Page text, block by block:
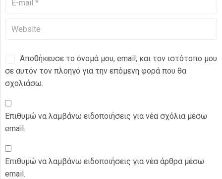
Αποθήκευσε το όνομά μου, email, και τον ιστότοπο μου
σε αυτόν τον πλοηγό για την επόμενη φορά που θα
σχολιάσω.
Επιθυμώ να λαμβάνω ειδοποιήσεις για νέα σχόλια μέσω
email.
Επιθυμώ να λαμβάνω ειδοποιήσεις για νέα άρθρα μέσω
email.